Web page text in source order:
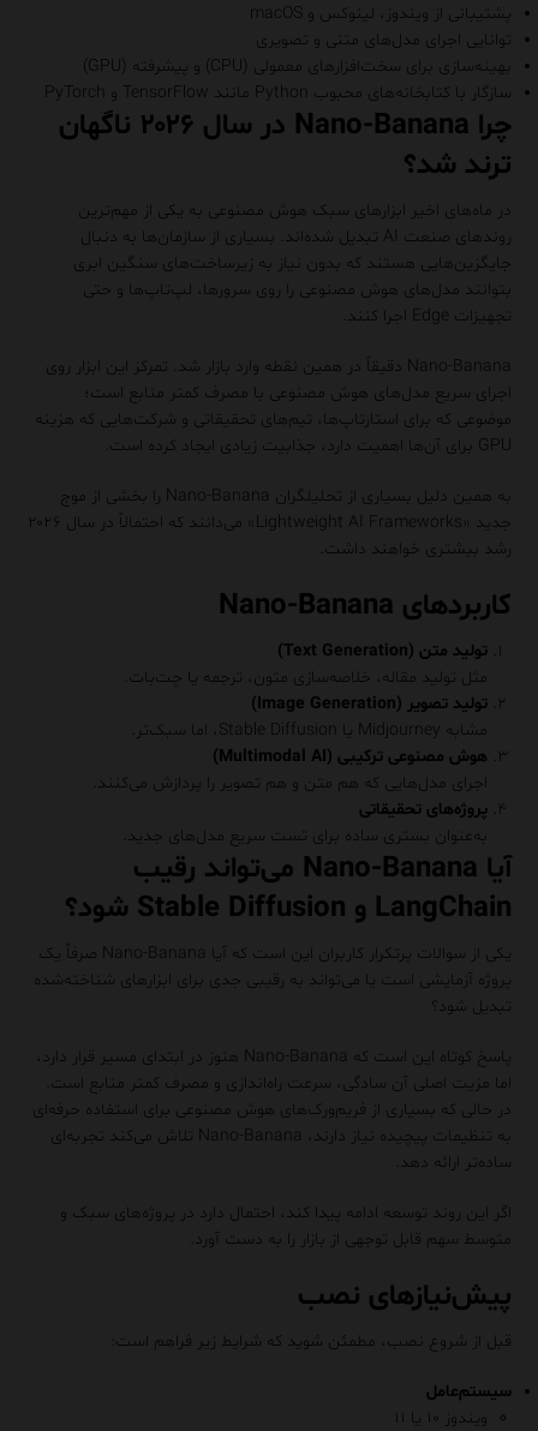
پشتیبانی از ویندوز، لینوکس و macOS
توانایی اجرای مدل‌های متنی و تصویری
بهینه‌سازی برای سخت‌افزارهای معمولی (CPU) و پیشرفته (GPU)
سازگار با کتابخانه‌های محبوب Python مانند TensorFlow و PyTorch
چرا Nano-Banana در سال ۲۰۲۶ ناگهان
ترند شد؟
در ماه‌های اخیر ابزارهای سبک هوش مصنوعی به یکی از مهم‌ترین
روندهای صنعت AI تبدیل شده‌اند. بسیاری از سازمان‌ها به دنبال
جایگزین‌هایی هستند که بدون نیاز به زیرساخت‌های سنگین ابری
بتوانند مدل‌های هوش مصنوعی را روی سرورها، لپ‌تاپ‌ها و حتی
تجهیزات Edge اجرا کنند.
Nano-Banana دقیقاً در همین نقطه وارد بازار شد. تمرکز این ابزار روی
اجرای سریع مدل‌های هوش مصنوعی با مصرف کمتر منابع است؛
موضوعی که برای استارتاپ‌ها، تیم‌های تحقیقاتی و شرکت‌هایی که هزینه
GPU برای آن‌ها اهمیت دارد، جذابیت زیادی ایجاد کرده است.
به همین دلیل بسیاری از تحلیلگران Nano-Banana را بخشی از موج
جدید «Lightweight AI Frameworks» می‌دانند که احتمالاً در سال ۲۰۲۶
رشد بیشتری خواهند داشت.
کاربردهای Nano-Banana
تولید متن (Text Generation)
مثل تولید مقاله، خلاصه‌سازی متون، ترجمه یا چت‌بات.
تولید تصویر (Image Generation)
مشابه Midjourney یا Stable Diffusion، اما سبک‌تر.
هوش مصنوعی ترکیبی (Multimodal AI)
اجرای مدل‌هایی که هم متن و هم تصویر را پردازش می‌کنند.
پروژه‌های تحقیقاتی
به‌عنوان بستری ساده برای تست سریع مدل‌های جدید.
آیا Nano-Banana می‌تواند رقیب
LangChain و Stable Diffusion شود؟
یکی از سوالات پرتکرار کاربران این است که آیا Nano-Banana صرفاً یک
پروژه آزمایشی است یا می‌تواند به رقیبی جدی برای ابزارهای شناخته‌شده
تبدیل شود؟
پاسخ کوتاه این است که Nano-Banana هنوز در ابتدای مسیر قرار دارد،
اما مزیت اصلی آن سادگی، سرعت راه‌اندازی و مصرف کمتر منابع است.
در حالی که بسیاری از فریم‌ورک‌های هوش مصنوعی برای استفاده حرفه‌ای
به تنظیمات پیچیده نیاز دارند، Nano-Banana تلاش می‌کند تجربه‌ای
ساده‌تر ارائه دهد.
اگر این روند توسعه ادامه پیدا کند، احتمال دارد در پروژه‌های سبک و
متوسط سهم قابل توجهی از بازار را به دست آورد.
پیش‌نیازهای نصب
قبل از شروع نصب، مطمئن شوید که شرایط زیر فراهم است:
سیستم‌عامل
ویندوز ۱۰ یا ۱۱